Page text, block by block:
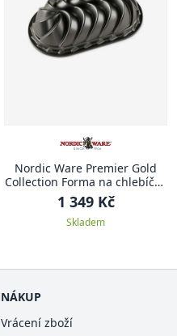
Nordic Ware Premier Gold
Collection Forma na chlebíček
1,4 l HERITAGE
1 349 Kč
Skladem
NÁKUP
Vrácení zboží